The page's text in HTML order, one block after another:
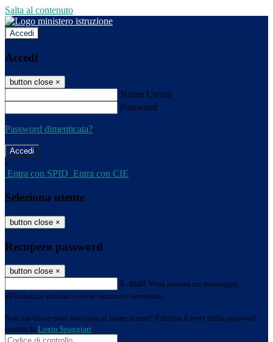
Salta al contenuto
Accedi
Accedi
button close ×
Nome Utente
Password
Password dimenticata?
-
Entra con SPID Entra con CIE
Seleziona utente
button close ×
Recupero password
button close ×
E-mail Verrà inviato un messaggio
all'indirizzo indicato con le istruzioni necessarie.
Non hai una e-mail associata al nome utente? Effettua il reset della password
tramite la Login Spaggiari